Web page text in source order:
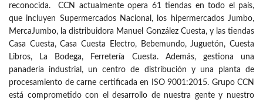
reconocida. CCN actualmente opera 61 tiendas en todo el país,
que incluyen Supermercados Nacional, los hipermercados Jumbo,
MercaJumbo, la distribuidora Manuel González Cuesta, y las tiendas
Casa Cuesta, Casa Cuesta Electro, Bebemundo, Juguetón, Cuesta
Libros, La Bodega, Ferretería Cuesta. Además, gestiona una
panadería industrial, un centro de distribución y una planta de
procesamiento de carne certificada en ISO 9001:2015. Grupo CCN
está comprometido con el desarrollo de nuestra gente y nuestro